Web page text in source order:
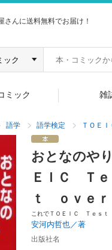
んに送料無料でお届け！
ミック 雑
語学 語学検定 ＴＯＥＩ
おとなのや
ＥＩＣ Ｔ
ｔ ｏｖｅ
これでＴＯＥＩＣ Ｔｅｓｔ
安河内哲也／著
出版社名